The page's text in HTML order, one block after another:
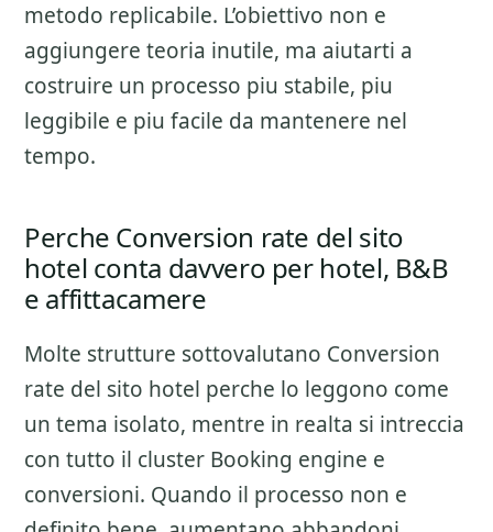
metodo replicabile. L’obiettivo non e
aggiungere teoria inutile, ma aiutarti a
costruire un processo piu stabile, piu
leggibile e piu facile da mantenere nel
tempo.
Perche Conversion rate del sito
hotel conta davvero per hotel, B&B
e affittacamere
Molte strutture sottovalutano Conversion
rate del sito hotel perche lo leggono come
un tema isolato, mentre in realta si intreccia
con tutto il cluster Booking engine e
conversioni. Quando il processo non e